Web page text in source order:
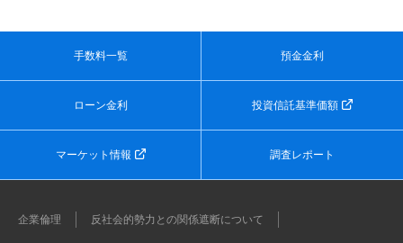
手数料一覧 預金金利
ローン金利 投資信託基準価額
マーケット情報 調査レポート
企業倫理 反社会的勢力との関係遮断について